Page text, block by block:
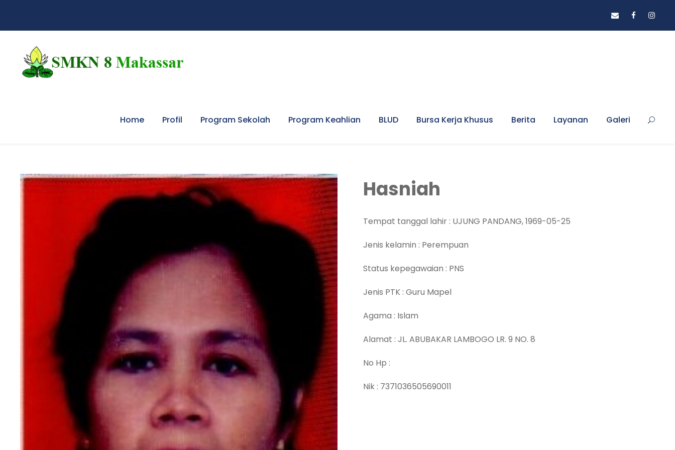
Home Profil Program Sekolah Program Keahlian BLUD Bursa Kerja Khusus Berita Layanan Galeri
Hasniah
Tempat tanggal lahir : UJUNG PANDANG, 1969-05-25
Jenis kelamin : Perempuan
Status kepegawaian : PNS
Jenis PTK : Guru Mapel
Agama : Islam
Alamat : JL. ABUBAKAR LAMBOGO LR. 9 NO. 8
No Hp :
Nik : 7371036505690011